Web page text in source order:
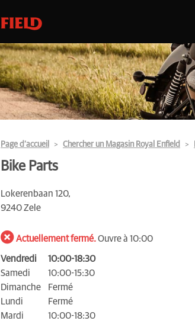
Page d’accueil Chercher un Magasin Royal Enfield
Bike Parts
Lokerenbaan 120,
9240 Zele
Actuellement fermé.Ouvre à 10:00
Vendredi
10:00-18:30
Samedi
10:00-15:30
Dimanche
Fermé
Lundi
Fermé
Mardi
10:00-18:30